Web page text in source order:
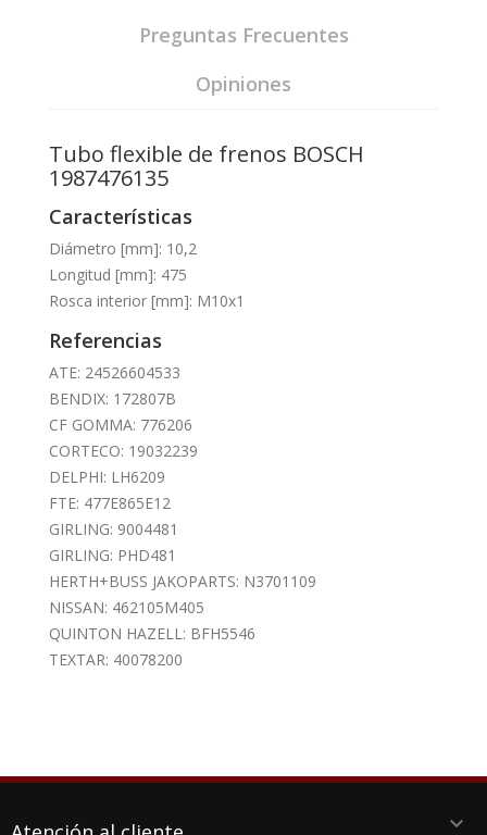
Preguntas Frecuentes
Opiniones
Tubo flexible de frenos BOSCH
1987476135
Características
Diámetro [mm]: 10,2
Longitud [mm]: 475
Rosca interior [mm]: M10x1
Referencias
ATE: 24526604533
BENDIX: 172807B
CF GOMMA: 776206
CORTECO: 19032239
DELPHI: LH6209
FTE: 477E865E12
GIRLING: 9004481
GIRLING: PHD481
HERTH+BUSS JAKOPARTS: N3701109
NISSAN: 462105M405
QUINTON HAZELL: BFH5546
TEXTAR: 40078200
keyboard_arrow_down